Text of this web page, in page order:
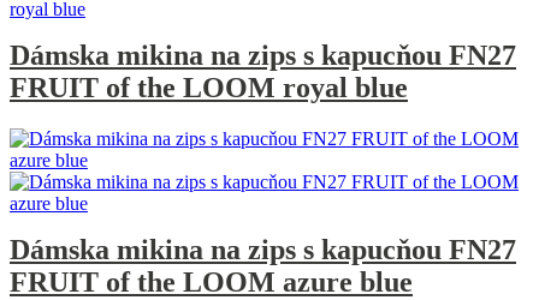
Dámska mikina na zips s kapucňou FN27
FRUIT of the LOOM royal blue
Dámska mikina na zips s kapucňou FN27
FRUIT of the LOOM azure blue